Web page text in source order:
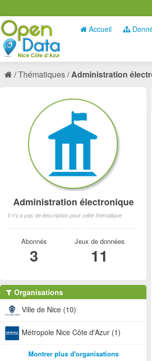
Accueil
Thématiques Administration
Administration électronique
Il n'y a pas de description pour cette thématique
Abonnés
3
Jeux de données
11
Organisations
Ville de Nice (10)
Métropole Nice Côte d'Azur (1)
Montrer plus d'organisations